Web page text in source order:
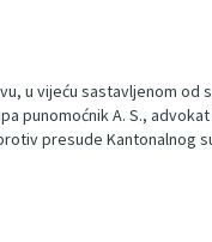
u vijeću sastavljenom
punomoćnik A. S.,
presude Kantonalnog